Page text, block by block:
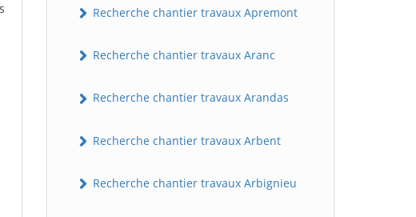
Recherche chantier travaux Apremont
Recherche chantier travaux Aranc
Recherche chantier travaux Arandas
Recherche chantier travaux Arbent
Recherche chantier travaux Arbignieu